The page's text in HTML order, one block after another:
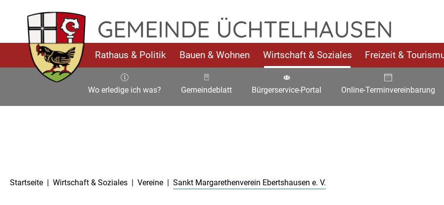
GEMEINDE ÜCHTELHAUSEN
Rathaus & Politik Bauen & Wohnen Wirtschaft & Soziales Freizeit &
Wo erledige ich was? Gemeindeblatt Bürgerservice-Portal Online-Terminvereinbarung
Startseite
Wirtschaft & Soziales Vereine Sankt Margarethenverein Ebertshausen e. V.